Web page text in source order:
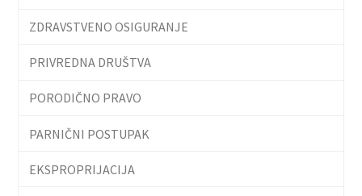
ZDRAVSTVENO OSIGURANJE
PRIVREDNA DRUŠTVA
PORODIČNO PRAVO
PARNIČNI POSTUPAK
EKSPROPRIJACIJA